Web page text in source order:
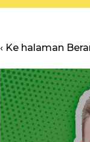
‹ Ke halaman